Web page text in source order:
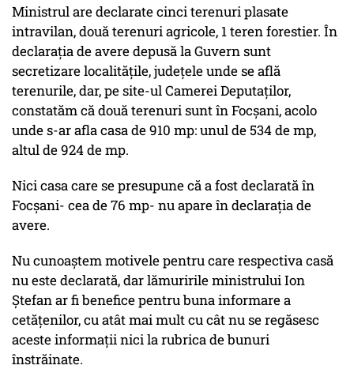
Ministrul are declarate cinci terenuri plasate
intravilan, două terenuri agricole, 1 teren forestier. În
declarația de avere depusă la Guvern sunt
secretizare localitățile, județele unde se află
terenurile, dar, pe site-ul Camerei Deputaților,
constatăm că două terenuri sunt în Focșani, acolo
unde s-ar afla casa de 910 mp: unul de 534 de mp,
altul de 924 de mp.
Nici casa care se presupune că a fost declarată în
Focșani- cea de 76 mp- nu apare în declarația de
avere.
Nu cunoaștem motivele pentru care respectiva casă
nu este declarată, dar lămuririle ministrului Ion
Ștefan ar fi benefice pentru buna informare a
cetățenilor, cu atât mai mult cu cât nu se regăsesc
aceste informații nici la rubrica de bunuri
înstrăinate.